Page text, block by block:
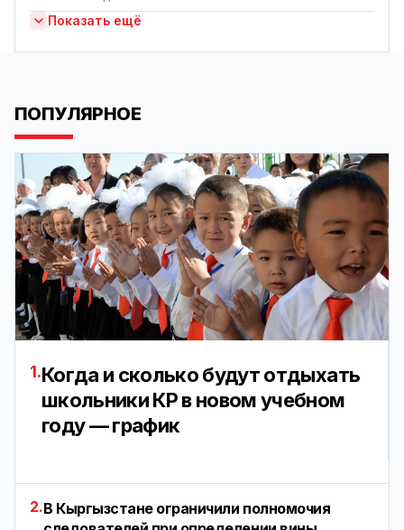
Показать ещё
ПОПУЛЯРНОЕ
1.Когда и сколько будут отдыхать
школьники КР в новом учебном
году — график
2.В Кыргызстане ограничили полномочия